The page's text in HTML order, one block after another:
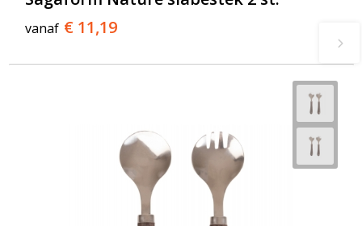
vanaf € 11,19